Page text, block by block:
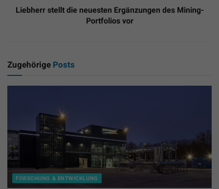
Liebherr stellt die neuesten Ergänzungen des Mining-
Portfolios vor
Zugehörige Posts
FORSCHUNG & ENTWICKLUNG